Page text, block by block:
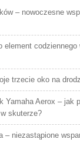
– nowoczesne
element codziennego
trzecie oko na
Yamaha Aerox – jak
skuterze?
– niezastąpione